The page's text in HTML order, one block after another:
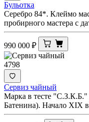
Бульотка
Серебро 84*. Клеймо
пробирного мастера с
990 000 ₽
4798
Сервиз чайный
Марка в тесте "С.З.К.Б."
Батенина). Начало XIX